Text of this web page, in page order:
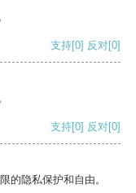
支持[0] 反对[0]
支持[0] 反对[0]
的隐私保护和自由。